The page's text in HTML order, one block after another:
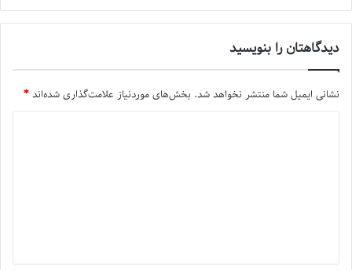
دیدگاهتان را بنویسید
نشانی ایمیل شما منتشر نخواهد شد. بخش‌های موردنیاز علامت‌گذاری شده‌اند*